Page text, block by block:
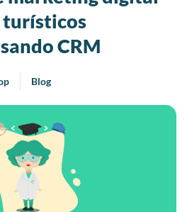
turísticos
CRM
Blog